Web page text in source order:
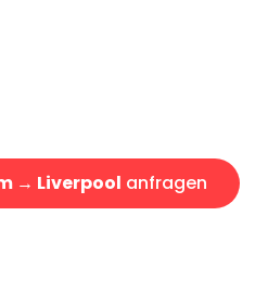
→ Liverpool anfragen